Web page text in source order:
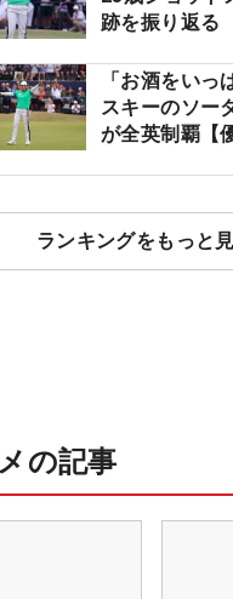
跡を振り返る
「お酒をい
スキーのソ
が全英制覇【
ランキングをもっと
の記事